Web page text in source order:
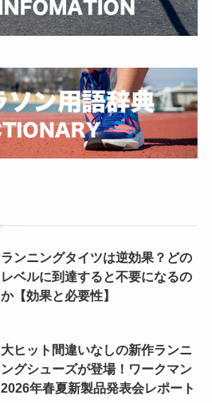
ランニングタイツは逆効果？どの
レベルに到達すると不要になるの
か【効果と必要性】
大ヒット間違いなしの新作ランニ
ングシューズが登場！ワークマン
2026年春夏新製品発表会レポート